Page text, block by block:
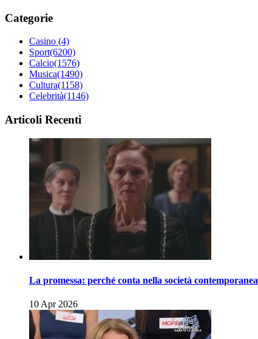
Categorie
Casino (4)
Sport(6200)
Calcio(1576)
Musica(1490)
Cultura(1158)
Celebrità(1146)
Articoli Recenti
La promessa: perché conta nella società contemporanea
10 Apr 2026